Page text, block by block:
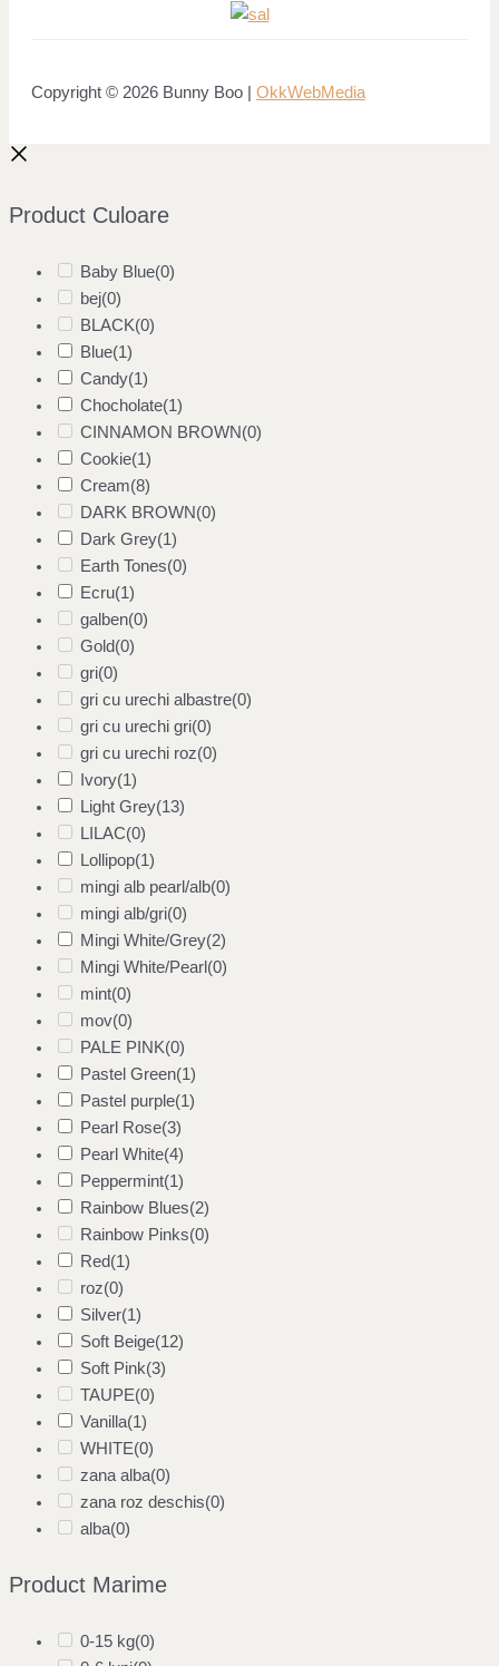
Copyright © 2026 Bunny Boo | OkkWebMedia
Product Culoare
Baby Blue(0)
bej(0)
BLACK(0)
Blue(1)
Candy(1)
Chocholate(1)
CINNAMON BROWN(0)
Cookie(1)
Cream(8)
DARK BROWN(0)
Dark Grey(1)
Earth Tones(0)
Ecru(1)
galben(0)
Gold(0)
gri(0)
gri cu urechi albastre(0)
gri cu urechi gri(0)
gri cu urechi roz(0)
Ivory(1)
Light Grey(13)
LILAC(0)
Lollipop(1)
mingi alb pearl/alb(0)
mingi alb/gri(0)
Mingi White/Grey(2)
Mingi White/Pearl(0)
mint(0)
mov(0)
PALE PINK(0)
Pastel Green(1)
Pastel purple(1)
Pearl Rose(3)
Pearl White(4)
Peppermint(1)
Rainbow Blues(2)
Rainbow Pinks(0)
Red(1)
roz(0)
Silver(1)
Soft Beige(12)
Soft Pink(3)
TAUPE(0)
Vanilla(1)
WHITE(0)
zana alba(0)
zana roz deschis(0)
alba(0)
Product Marime
0-15 kg(0)